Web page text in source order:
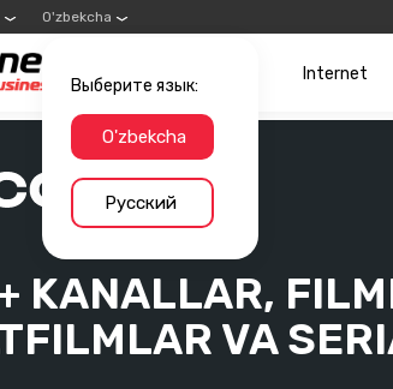
O'zbekcha
Выберите язык:
O'zbekcha
Русский
Internet
KANALLAR,
VA